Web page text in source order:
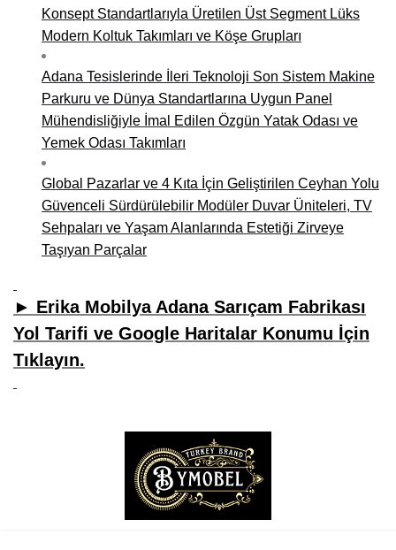
Konsept Standartlarıyla Üretilen Üst Segment Lüks
Modern Koltuk Takımları ve Köşe Grupları
Adana Tesislerinde İleri Teknoloji Son Sistem Makine
Parkuru ve Dünya Standartlarına Uygun Panel
Mühendisliğiyle İmal Edilen Özgün Yatak Odası ve
Yemek Odası Takımları
Global Pazarlar ve 4 Kıta İçin Geliştirilen Ceyhan Yolu
Güvenceli Sürdürülebilir Modüler Duvar Üniteleri, TV
Sehpaları ve Yaşam Alanlarında Estetiği Zirveye
Taşıyan Parçalar
► Erika Mobilya Adana Sarıçam Fabrikası
Yol Tarifi ve Google Haritalar Konumu İçin
Tıklayın.